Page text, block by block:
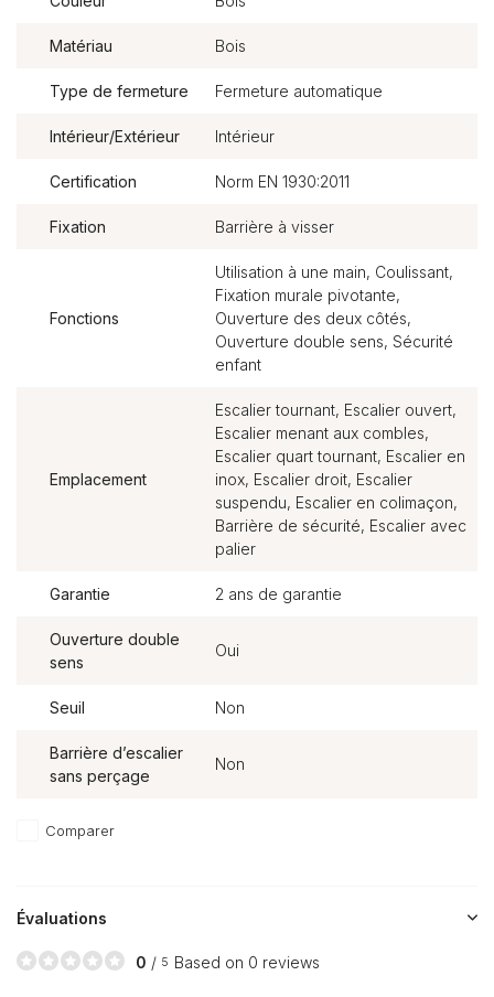
Matériau Bois
Type de fermeture Fermeture automatique
Intérieur/Extérieur Intérieur
Certification Norm EN 1930:2011
Fixation Barrière à visser
Fonctions
Utilisation à une main, Coulissant,
Fixation murale pivotante,
Ouverture des deux côtés,
Ouverture double sens, Sécurité
enfant
Emplacement
Escalier tournant, Escalier ouvert,
Escalier menant aux combles,
Escalier quart tournant, Escalier en
inox, Escalier droit, Escalier
suspendu, Escalier en colimaçon,
Barrière de sécurité, Escalier avec
palier
Garantie 2 ans de garantie
Ouverture double
sens
Oui
Seuil Non
Barrière d’escalier
sans perçage
Non
Comparer
Évaluations
0 / 5 Based on 0 reviews